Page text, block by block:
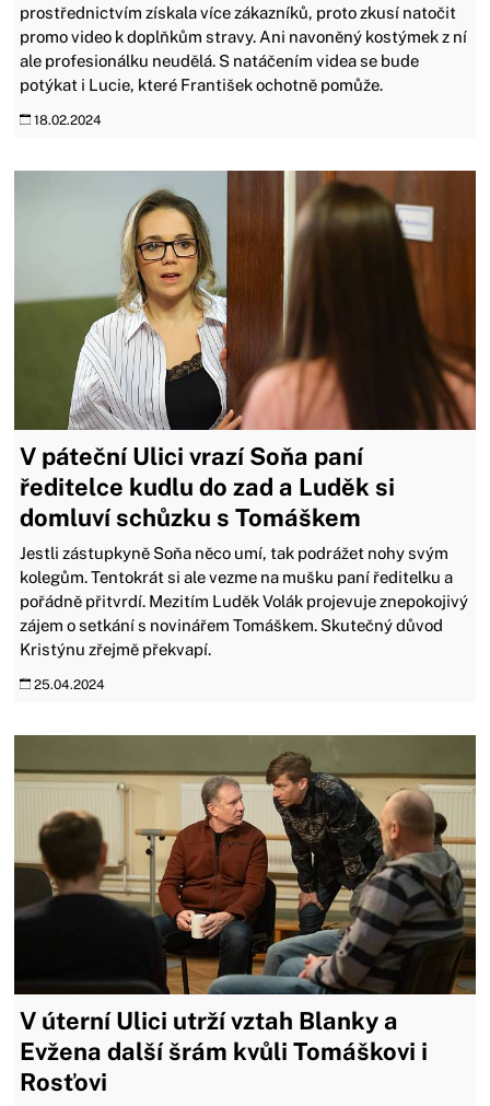
prostřednictvím získala více zákazníků, proto zkusí natočit
promo video k doplňkům stravy. Ani navoněný kostýmek z ní
ale profesionálku neudělá. S natáčením videa se bude
potýkat i Lucie, které František ochotně pomůže.
18.02.2024
V páteční Ulici vrazí Soňa paní
ředitelce kudlu do zad a Luděk si
domluví schůzku s Tomáškem
Jestli zástupkyně Soňa něco umí, tak podrážet nohy svým
kolegům. Tentokrát si ale vezme na mušku paní ředitelku a
pořádně přitvrdí. Mezitím Luděk Volák projevuje znepokojivý
zájem o setkání s novinářem Tomáškem. Skutečný důvod
Kristýnu zřejmě překvapí.
25.04.2024
V úterní Ulici utrží vztah Blanky a
Evžena další šrám kvůli Tomáškovi i
Rosťovi